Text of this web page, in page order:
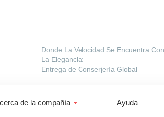
Donde La Velocidad Se Encuentra Con
La Elegancia:
Entrega de Conserjería Global
de la compañía Ayuda